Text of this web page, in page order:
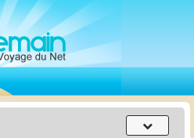
Menu